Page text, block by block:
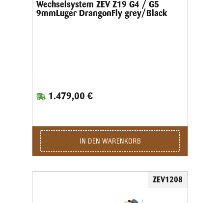
Wechselsystem ZEV Z19 G4 / G5
9mmLuger DrangonFly grey/Black
1.479,00 €
IN DEN WARENKORB
ZEV1208